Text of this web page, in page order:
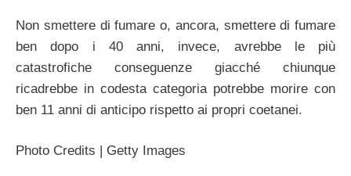
Non smettere di fumare o, ancora, smettere di fumare
ben dopo i 40 anni, invece, avrebbe le più
catastrofiche conseguenze giacché chiunque
ricadrebbe in codesta categoria potrebbe morire con
ben 11 anni di anticipo rispetto ai propri coetanei.
Photo Credits | Getty Images